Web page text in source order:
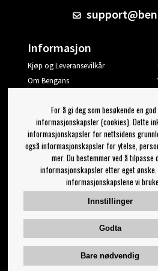
Informasjon
Kjøp og Leveransevilkår
Om Bengans
Jeg vil ha tips fra
Innstillinger for
Følg oss på:
For å gi deg som besøkende en
informasjonskapsler (cookies). Dette
informasjonskapsler for nettsidens
også informasjonskapsler for ytelse,
mer. Du bestemmer ved å
informasjonskapsler etter eget
informasjonskapslene vi
Innstillinger
Godta
Bare nødvendig